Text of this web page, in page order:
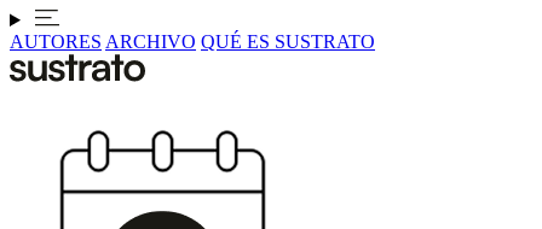
AUTORES ARCHIVO QUÉ ES SUSTRATO